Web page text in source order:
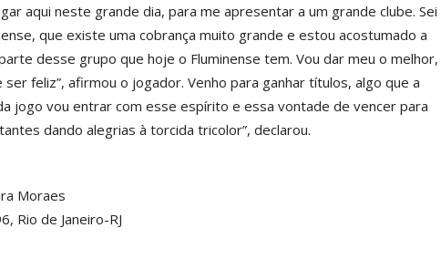
aqui neste grande dia, para me apresentar a um grande clube. Sei
que existe uma cobrança muito grande e estou acostumado a
desse grupo que hoje o Fluminense tem. Vou dar meu o melhor,
feliz”, afirmou o jogador. Venho para ganhar títulos, algo que a
jogo vou entrar com esse espírito e essa vontade de vencer para
dando alegrias à torcida tricolor”, declarou.
Moraes
Rio de Janeiro-RJ